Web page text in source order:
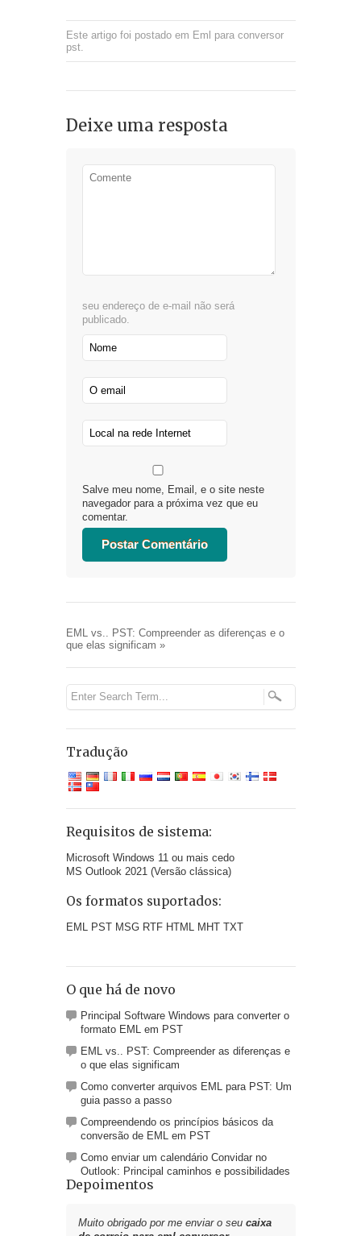
Este artigo foi postado em Eml para conversor
pst.
Deixe uma resposta
seu endereço de e-mail não será
publicado.
Salve meu nome, Email, e o site neste
navegador para a próxima vez que eu
comentar.
EML vs.. PST: Compreender as diferenças e o
que elas significam »
Tradução
Requisitos de sistema:
Microsoft Windows 11 ou mais cedo
MS Outlook 2021 (Versão clássica)
Os formatos suportados:
EML PST MSG RTF HTML MHT TXT
O que há de novo
Principal Software Windows para converter o
formato EML em PST
EML vs.. PST: Compreender as diferenças e
o que elas significam
Como converter arquivos EML para PST: Um
guia passo a passo
Compreendendo os princípios básicos da
conversão de EML em PST
Como enviar um calendário Convidar no
Outlook: Principal caminhos e possibilidades
Depoimentos
Muito obrigado por me enviar o seu caixa